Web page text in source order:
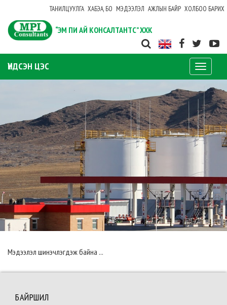
ТАНИЛЦУУЛГА ХАБЭА, БО МЭДЭЭЛЭЛ АЖЛЫН БАЙР ХОЛБОО БАРИХ
“ЭМ ПИ АЙ КОНСАЛТАНТС” ХХК
ҮНДСЭН ЦЭС
Toggle
Мэдээлэл шинэчлэгдэж байна ...
БАЙРШИЛ